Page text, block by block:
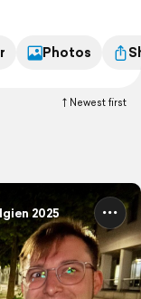
Photos
Newest first
2025